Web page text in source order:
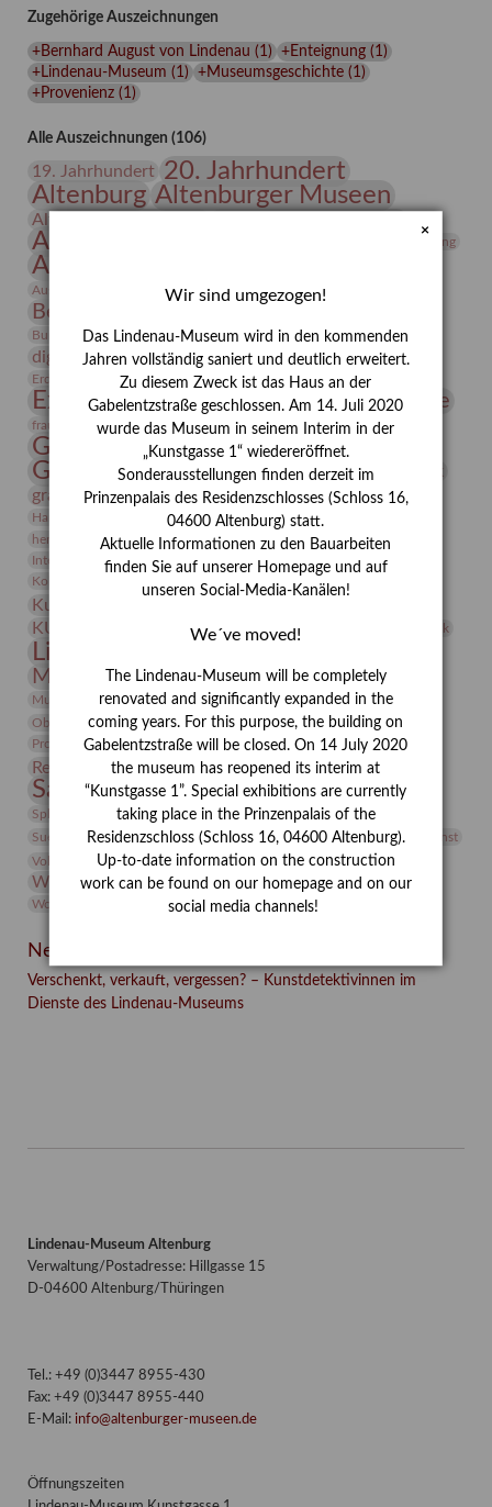
des
Lindenau-
Museums
Zugehörige Auszeichnungen
+Bernhard August von Lindenau (1 ) +Enteignung(1 )
+Lindenau-Museum (1 ) +Museumsgeschichte(1 )
+Provenienz(1 )
Alle Auszeichnungen (106)
19. Jahrhundert 20. Jahrhundert
Altenburg Altenburger Museen
Altenburger Praxisjahr
Antike Asta Gröting
Ausstellung
Ausstellung „Vier Winde“
Bauhaus Berlin in den Zwanziger Jahren
Bernhard August von Lindenau
Burg Posterstein Conrad Felixmüller Depot Der Blaue Reiter
digitallabor Entartete Kunst
Enteignung
Erdmann Julius Dietrich
Erlebnisportal estrusker Exlibris
Expressionismus Festrede Florenz Fotografie
frauen Frauen in der Antike und heute
Gerhard-Altenbourg-Preis
Gerhard Altenbourg
Gerhard Kurt Müller
grafische sammlung griechische Mythologie
Hanns-Conon von der Gabelentz Heinrich Kirchhoff
herman de vries Humboldt
Insekten
Integriertes Schädlingsmanagement
Italien Jahresempfang
Jubiläum
Kolosseum
Kooperationsausstellung Korkmodelle Kunst
Kunstmuseum
KUNSTWAND Künstler Künstlerin Lehmbruck
Lindenau-Museum
Museumsgeschichte Museumsnacht
Museumspädagogik Mäzen Napoleon Natur
Neue Remise
Objekt im Fokus
Paul Klee Peter Schnürpel Phelloplastik
Pohlhof
Provenienz
Provenienzforschung
Restaurierung Restitution Rudi Lesser Ruth Wolf-Rehfeld
Sammlung Samstagszeichner Skulptur
Sonderausstellung
Sphinx
studio Studio Bildende Kunst
studioDIGITAL
Suermondt-Ludwig-Museum
Vermittlung Video
Videokunst
Volontariat
Walter Rheiner Weihnachten Werefkin
Werkbetrachtung Winter Wissenschaft
Wolf and Dog
Wolf und Hund
Zirkuswoche
Neueste Beiträge
Verschenkt, verkauft, vergessen? – Kunstdetektivinnen im
Dienste des Lindenau-Museums
Lindenau-Museum Altenburg
Verwaltung/Postadresse: Hillgasse 15
D-04600 Altenburg/Thüringen
Tel.: +49 (0)3447 8955-430
Fax: +49 (0)3447 8955-440
E-Mail: info@altenburger-museen.de
Öffnungszeiten
×
Wir sind umgezogen!
Das Lindenau-Museum wird in den kommenden
Jahren vollständig saniert und deutlich erweitert.
Zu diesem Zweck ist das Haus an der
Gabelentzstraße geschlossen. Am 14. Juli 2020
wurde das Museum in seinem Interim in der
„Kunstgasse 1“ wiedereröffnet.
Sonderausstellungen finden derzeit im
Prinzenpalais des Residenzschlosses (Schloss 16,
04600 Altenburg) statt.
Aktuelle Informationen zu den Bauarbeiten
finden Sie auf unserer Homepage und auf
unseren Social-Media-Kanälen!
We´ve moved!
The Lindenau-Museum will be completely
renovated and significantly expanded in the
coming years. For this purpose, the building on
Gabelentzstraße will be closed. On 14 July 2020
the museum has reopened its interim at
“Kunstgasse 1”. Special exhibitions are currently
taking place in the Prinzenpalais of the
Residenzschloss (Schloss 16, 04600 Altenburg).
Up-to-date information on the construction
work can be found on our homepage and on our
social media channels!